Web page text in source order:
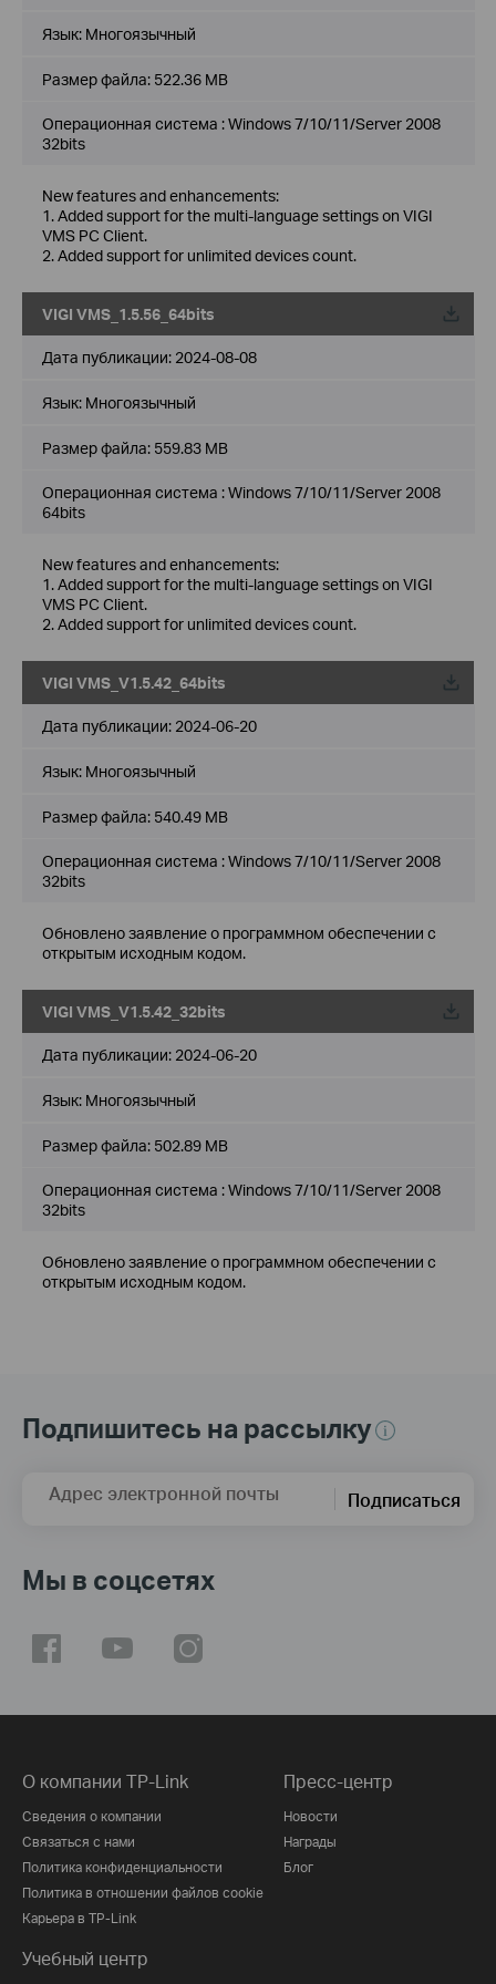
Язык: Многоязычный
Размер файла: 522.36 MB
Операционная система : Windows 7/10/11/Server 2008
32bits
New features and enhancements:
1. Added support for the multi-language settings on VIGI
VMS PC Client.
2. Added support for unlimited devices count.
VIGI VMS_1.5.56_64bits
Дата публикации: 2024-08-08
Язык: Многоязычный
Размер файла: 559.83 MB
Операционная система : Windows 7/10/11/Server 2008
64bits
New features and enhancements:
1. Added support for the multi-language settings on VIGI
VMS PC Client.
2. Added support for unlimited devices count.
VIGI VMS_V1.5.42_64bits
Дата публикации: 2024-06-20
Язык: Многоязычный
Размер файла: 540.49 MB
Операционная система : Windows 7/10/11/Server 2008
32bits
Обновлено заявление о программном обеспечении с
открытым исходным кодом.
VIGI VMS_V1.5.42_32bits
Дата публикации: 2024-06-20
Язык: Многоязычный
Размер файла: 502.89 MB
Операционная система : Windows 7/10/11/Server 2008
32bits
Обновлено заявление о программном обеспечении с
открытым исходным кодом.
Подпишитесь на рассылку
Адрес электронной почты Подписаться
Мы в соцсетях
О компании TP-Link
Сведения о компании
Связаться с нами
Политика конфиденциальности
Политика в отношении файлов cookie
Карьера в TP-Link
Пресс-центр
Новости
Награды
Блог
Учебный центр